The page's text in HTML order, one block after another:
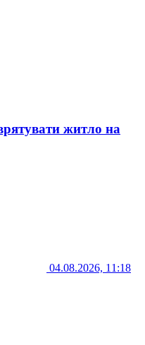
житло на
04.08.2026, 11:18